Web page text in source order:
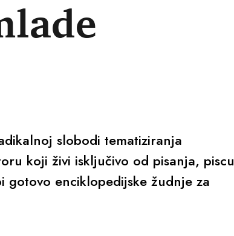
slobodi tematiziranja
koji živi isključivo od pisanja, piscu
enciklopedijske žudnje za